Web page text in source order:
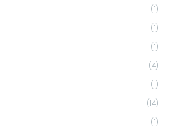
(1)
(1)
(1)
(4)
(1)
(14)
(1)